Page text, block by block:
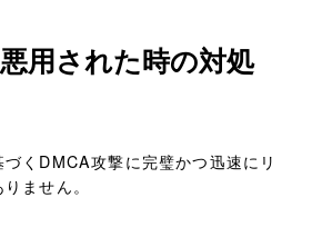
用された時の対処
くDMCA攻撃に完璧かつ迅速にリ
ません。